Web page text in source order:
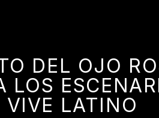
DEL OJO
LOS
VIVE LATINO